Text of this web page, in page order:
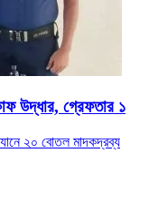
উদ্ধার, গ্রেফতার ১
২০ বোতল মাদকদ্রব্য